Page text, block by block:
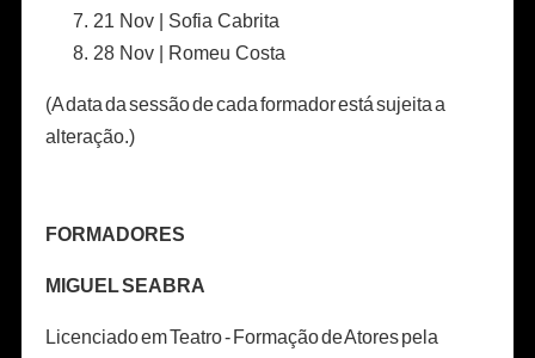
21 Nov | Sofia Cabrita
28 Nov | Romeu Costa
(A data da sessão de cada formador está sujeita a
alteração.)
FORMADORES
MIGUEL SEABRA
Licenciado em Teatro - Formação de Atores pela